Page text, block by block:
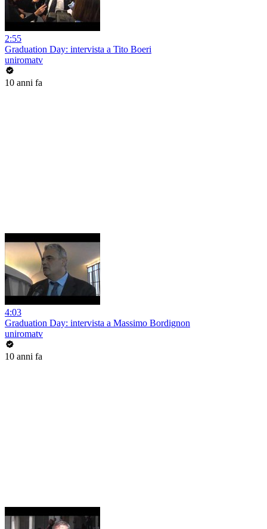
2:55
Graduation Day: intervista a Tito Boeri
uniromatv
10 anni fa
4:03
Graduation Day: intervista a Massimo Bordignon
uniromatv
10 anni fa